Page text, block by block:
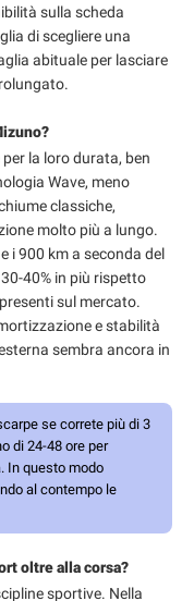
sulla scheda
di scegliere una
abituale per lasciare
la loro durata, ben
Wave, meno
classiche,
molto più a lungo.
i 900 km a seconda del
40% in più rispetto
sul mercato.
e stabilità
sembra ancora in
se correte più di 3
di 24-48 ore per
In questo modo
al contempo le
oltre alla corsa?
sportive. Nella